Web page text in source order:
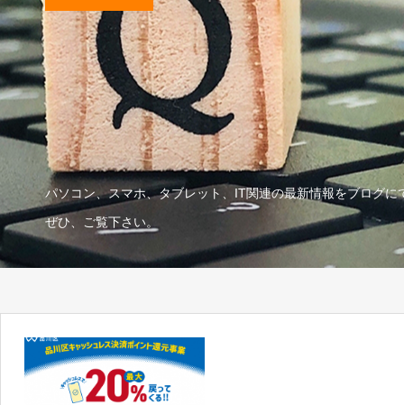
パソコン、スマホ、タブレット、IT関連の最新情報をブログに
ぜひ、ご覧下さい。